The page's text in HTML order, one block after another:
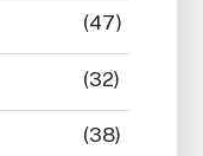
(47)
(32)
(38)